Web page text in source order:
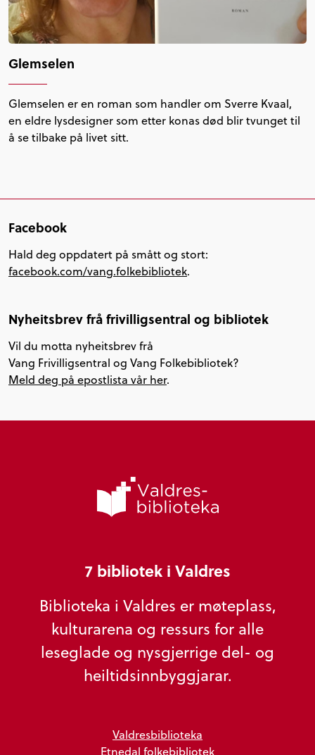
Glemselen
Glemselen er en roman som handler om Sverre Kvaal,
en eldre lysdesigner som etter konas død blir tvunget til
å se tilbake på livet sitt.
Facebook
Hald deg oppdatert på smått og stort:
facebook.com/vang.folkebibliotek.
Nyheitsbrev frå frivilligsentral og bibliotek
Vil du motta nyheitsbrev frå
Vang Frivilligsentral og Vang Folkebibliotek?
Meld deg på epostlista vår her.
7 bibliotek i Valdres
Biblioteka i Valdres er møteplass,
kulturarena og ressurs for alle
leseglade og nysgjerrige del- og
heiltidsinnbyggjarar.
Valdresbiblioteka
Etnedal folkebibliotek